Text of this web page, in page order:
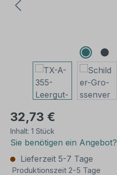
32,73 €
Inhalt: 1 Stück
Sie benötigen ein Angebot?
Lieferzeit 5-7 Tage
Produktionszeit 2-5 Tage